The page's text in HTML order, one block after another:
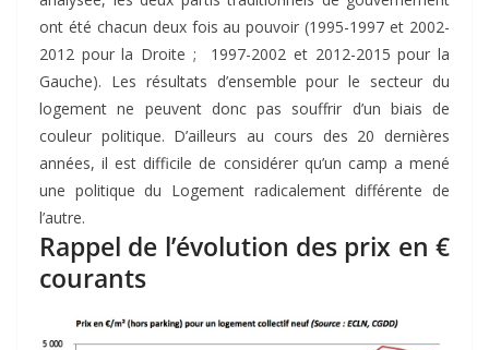
ont été chacun deux fois au pouvoir (1995-1997 et 2002-
2012 pour la Droite ; 1997-2002 et 2012-2015 pour la
Gauche). Les résultats d’ensemble pour le secteur du
logement ne peuvent donc pas souffrir d’un biais de
couleur politique. D’ailleurs au cours des 20 dernières
années, il est difficile de considérer qu’un camp a mené
une politique du Logement radicalement différente de
l’autre.
Rappel de l’évolution des prix en €
courants